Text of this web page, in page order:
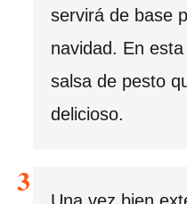
servirá de base
navidad. En
salsa de pesto
delicioso.